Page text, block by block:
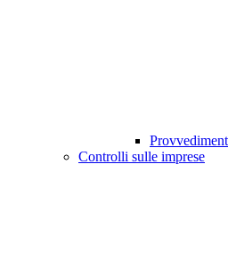
Controlli sulle imprese